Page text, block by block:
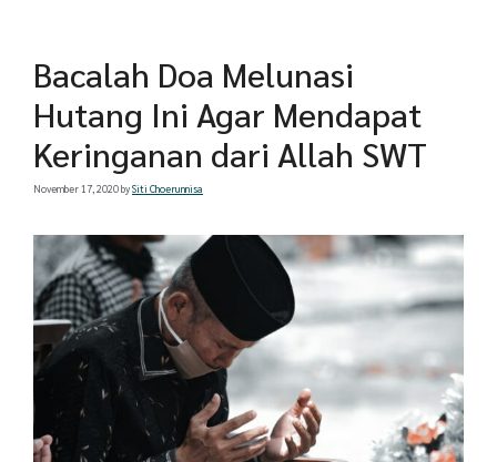
Bacalah Doa Melunasi
Hutang Ini Agar Mendapat
Keringanan dari Allah SWT
November 17, 2020bySiti Choerunnisa